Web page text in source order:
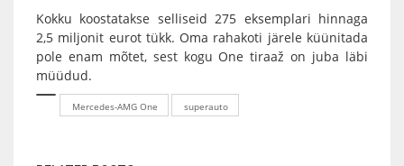
Kokku koostatakse selliseid 275 eksemplari hinnaga
2,5 miljonit eurot tükk. Oma rahakoti järele küünitada
pole enam mõtet, sest kogu One tiraaž on juba läbi
müüdud.
Mercedes-AMG One superauto